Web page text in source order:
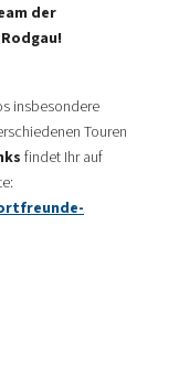
der
insbesondere
Touren
findet Ihr auf